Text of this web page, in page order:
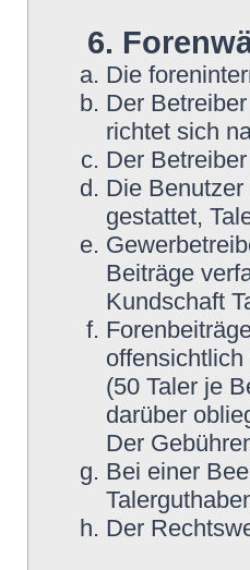
6.
Die
Der
richtet sich
Der
Die
gestattet,
Beiträge
Kundschaft
(50 Taler je
darüber
Der
Bei einer
Der